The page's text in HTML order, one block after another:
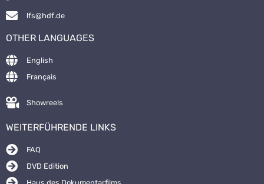
lfs@hdf.de
OTHER LANGUAGES
English
Français
Showreels
WEITERFÜHRENDE LINKS
FAQ
DVD Edition